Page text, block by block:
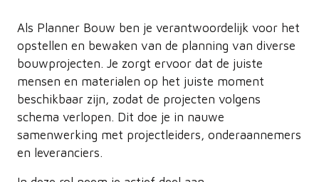
Als Planner Bouw ben je verantwoordelijk voor het
opstellen en bewaken van de planning van diverse
bouwprojecten. Je zorgt ervoor dat de juiste
mensen en materialen op het juiste moment
beschikbaar zijn, zodat de projecten volgens
schema verlopen. Dit doe je in nauwe
samenwerking met projectleiders, onderaannemers
en leveranciers.